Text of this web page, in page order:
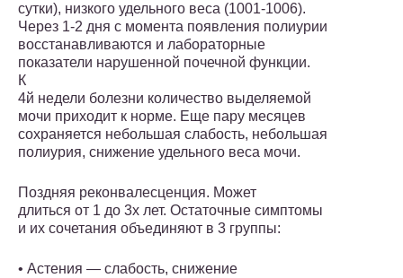
сутки), низкого удельного веса (1001-1006).
Через 1-2 дня с момента появления полиурии
восстанавливаются и лабораторные
показатели нарушенной почечной функции.
К
4й недели болезни количество выделяемой
мочи приходит к норме. Еще пару месяцев
сохраняется небольшая слабость, небольшая
полиурия, снижение удельного веса мочи.
Поздняя реконвалесценция. Может
длиться от 1 до 3х лет. Остаточные симптомы
и их сочетания объединяют в 3 группы:
• Астения — слабость, снижение